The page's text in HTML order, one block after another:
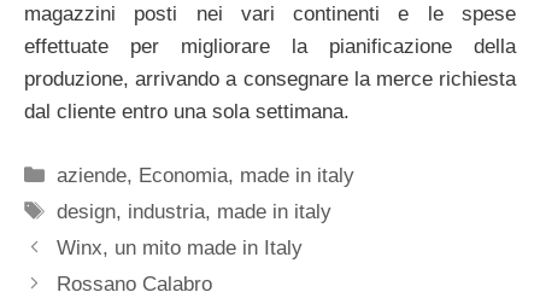
magazzini posti nei vari continenti e le spese
effettuate per migliorare la pianificazione della
produzione, arrivando a consegnare la merce richiesta
dal cliente entro una sola settimana.
Categorie
aziende, Economia, made in italy
Tag
design, industria, made in italy
Winx, un mito made in Italy
Rossano Calabro